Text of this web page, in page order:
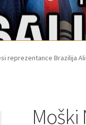
reprezentance Brazilija